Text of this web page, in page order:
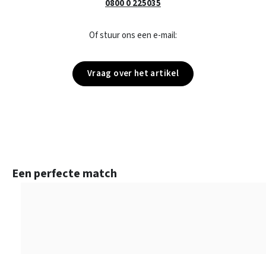
0800 0 225035
Of stuur ons een e-mail:
Vraag over het artikel
Productgalerij overslaan
Een perfecte match